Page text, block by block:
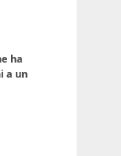
ha
a un